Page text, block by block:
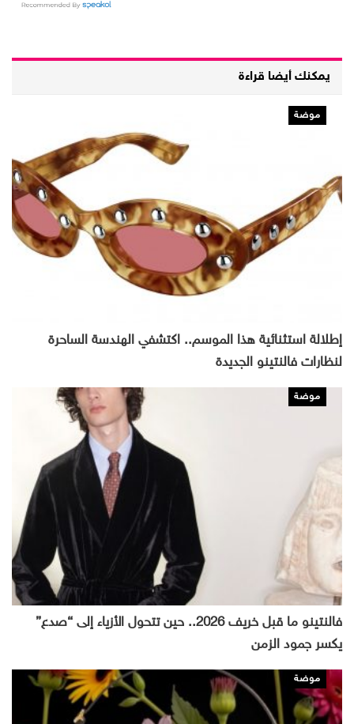
يمكنك أيضا قراءة
موضة
إطلالة استثنائية هذا الموسم.. اكتشفي الهندسة الساحرة
لنظارات فالنتينو الجديدة
موضة
فالنتينو ما قبل خريف 2026.. حين تتحول الأزياء إلى “صدع”
يكسر جمود الزمن
موضة